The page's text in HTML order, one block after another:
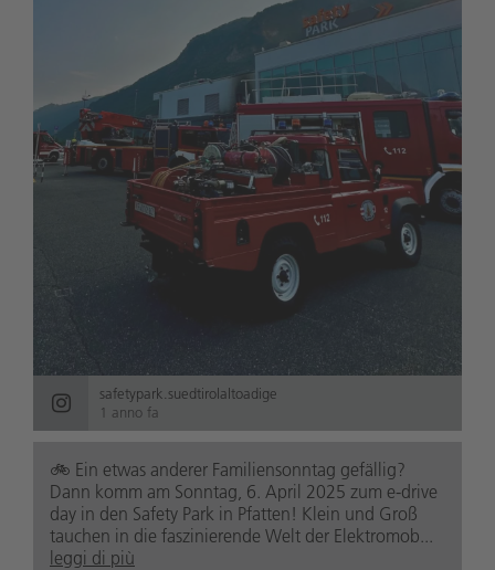
safetypark.suedtirolaltoadige
1 anno fa
🚲️ Ein etwas anderer Familiensonntag gefällig?
Dann komm am Sonntag, 6. April 2025 zum e-drive
day in den Safety Park in Pfatten! Klein und Groß
tauchen in die faszinierende Welt der Elektromob...
leggi di più